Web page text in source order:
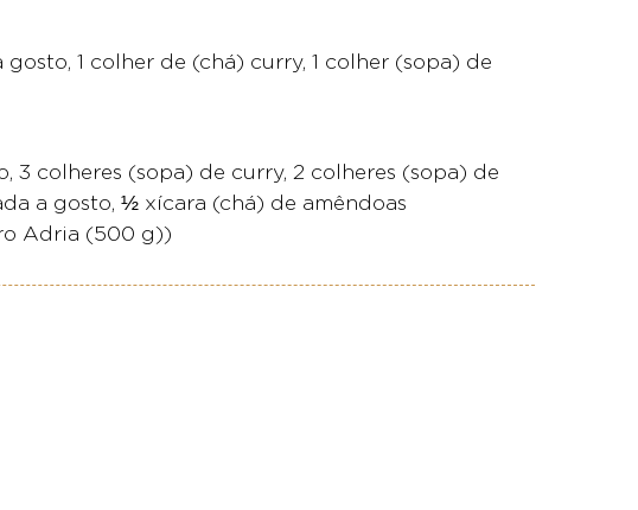
1 colher de (chá) curry, 1 colher (sopa) de
3 colheres (sopa) de curry, 2 colheres (sopa) de
a gosto, ½ xícara (chá) de amêndoas
Adria (500 g))